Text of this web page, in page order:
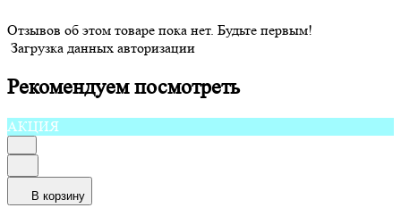
Отзывов об этом товаре пока нет. Будьте первым!
Загрузка данных авторизации
Рекомендуем посмотреть
АКЦИЯ
В корзину